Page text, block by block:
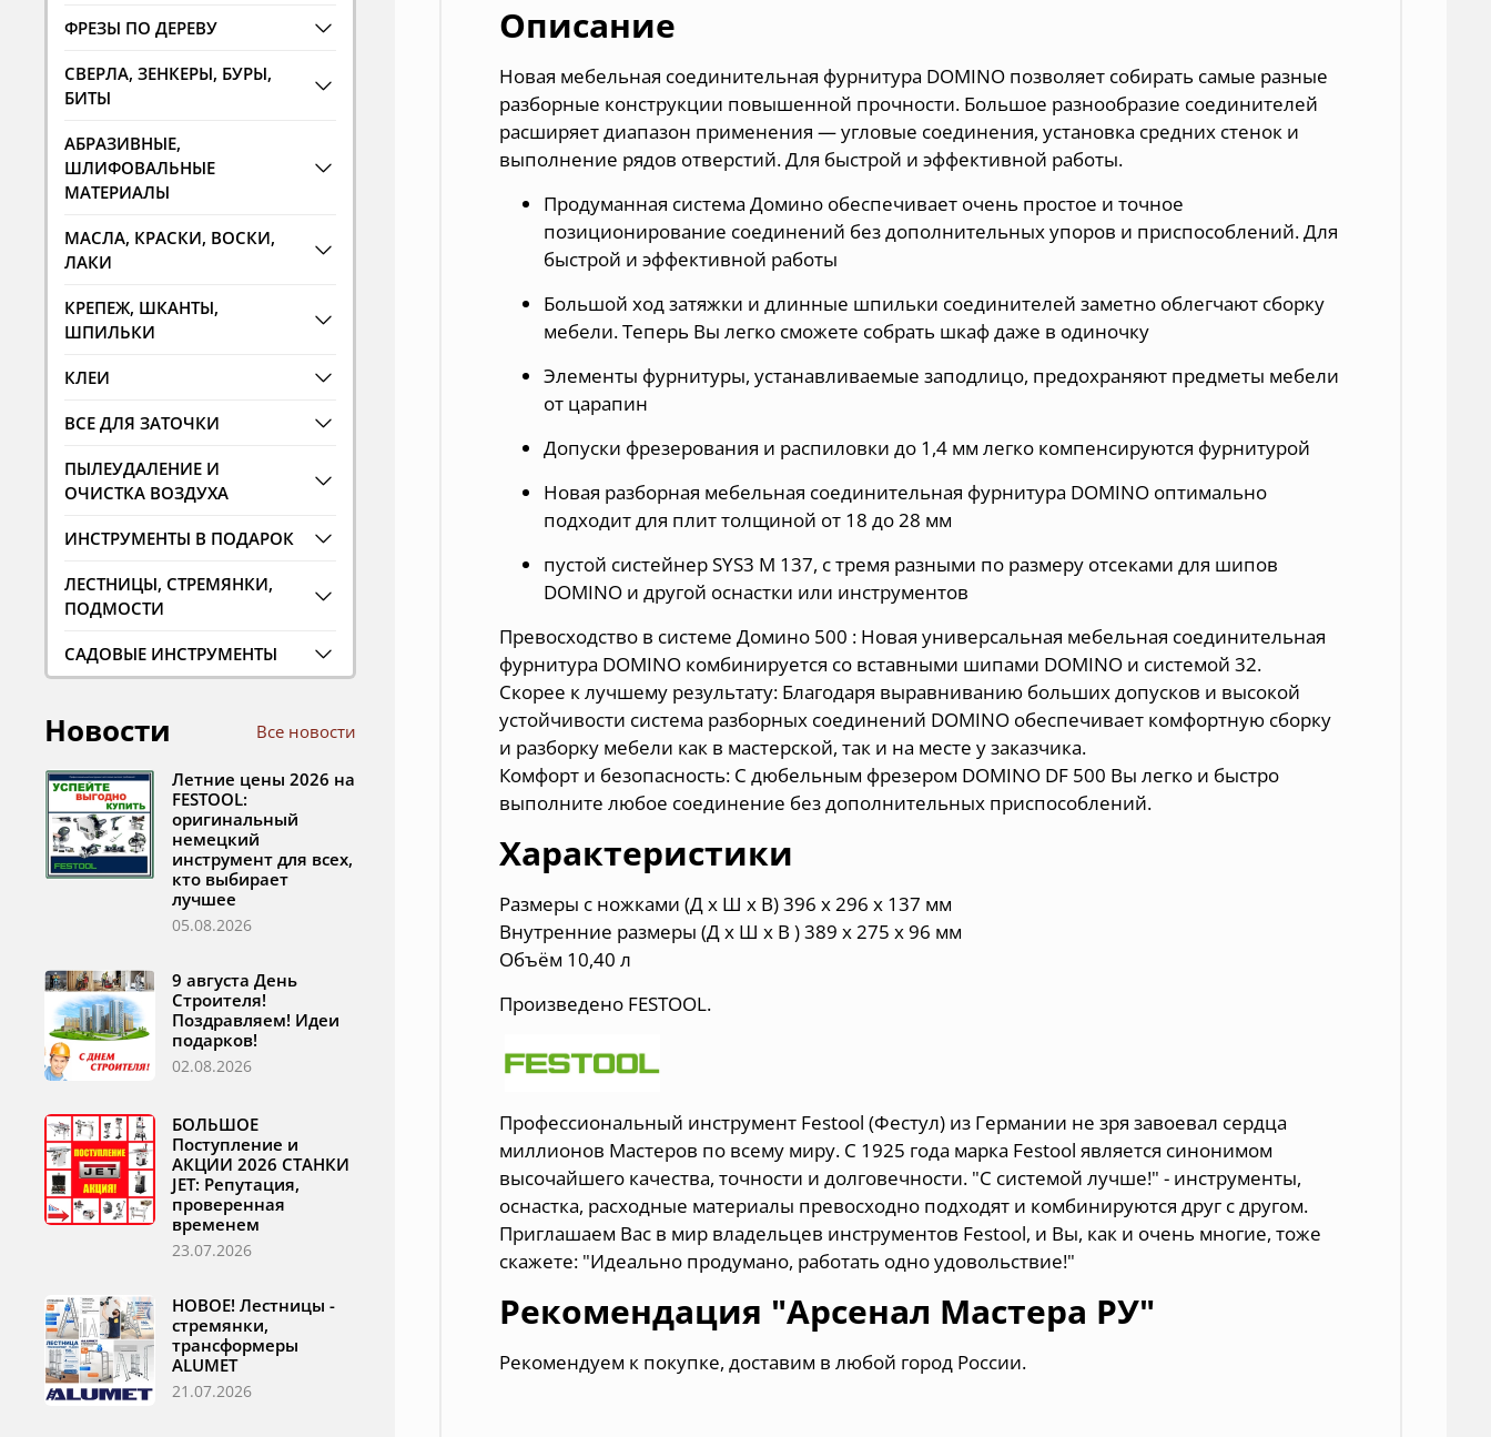
Описание
Новая мебельная соединительная фурнитура DOMINO позволяет собирать самые разные
разборные конструкции повышенной прочности. Большое разнообразие соединителей
расширяет диапазон применения — угловые соединения, установка средних стенок и
выполнение рядов отверстий. Для быстрой и эффективной работы.
Продуманная система Домино обеспечивает очень простое и точное
позиционирование соединений без дополнительных упоров и приспособлений. Для
быстрой и эффективной работы
Большой ход затяжки и длинные шпильки соединителей заметно облегчают сборку
мебели. Теперь Вы легко сможете собрать шкаф даже в одиночку
Элементы фурнитуры, устанавливаемые заподлицо, предохраняют предметы мебели
от царапин
Допуски фрезерования и распиловки до 1,4 мм легко компенсируются фурнитурой
Новая разборная мебельная соединительная фурнитура DOMINO оптимально
подходит для плит толщиной от 18 до 28 мм
пустой систейнер SYS3 M 137, с тремя разными по размеру отсеками для шипов
DOMINO и другой оснастки или инструментов
Превосходство в системе Домино 500 : Новая универсальная мебельная соединительная
фурнитура DOMINO комбинируется со вставными шипами DOMINO и системой 32.
Скорее к лучшему результату: Благодаря выравниванию больших допусков и высокой
устойчивости система разборных соединений DOMINO обеспечивает комфортную сборку
и разборку мебели как в мастерской, так и на месте у заказчика.
Комфорт и безопасность: С дюбельным фрезером DOMINO DF 500 Вы легко и быстро
выполните любое соединение без дополнительных приспособлений.
Характеристики
Размеры с ножками (Д x Ш x В) 396 x 296 x 137 мм
Внутренние размеры (Д x Ш x В ) 389 x 275 x 96 мм
Объём 10,40 л
Произведено FESTOOL.
Профессиональный инструмент Festool (Фестул) из Германии не зря завоевал сердца
миллионов Мастеров по всему миру. С 1925 года марка Festool является синонимом
высочайшего качества, точности и долговечности. "С системой лучше!" - инструменты,
оснастка, расходные материалы превосходно подходят и комбинируются друг с другом.
Приглашаем Вас в мир владельцев инструментов Festool, и Вы, как и очень многие, тоже
скажете: "Идеально продумано, работать одно удовольствие!"
Рекомендация "Арсенал Мастера РУ"
Рекомендуем к покупке, доставим в любой город России.
ФРЕЗЫ ПО ДЕРЕВУ
СВЕРЛА, ЗЕНКЕРЫ, БУРЫ,
БИТЫ
АБРАЗИВНЫЕ,
ШЛИФОВАЛЬНЫЕ
МАТЕРИАЛЫ
МАСЛА, КРАСКИ, ВОСКИ,
ЛАКИ
КРЕПЕЖ, ШКАНТЫ,
ШПИЛЬКИ
КЛЕИ
ВСЕ ДЛЯ ЗАТОЧКИ
ПЫЛЕУДАЛЕНИЕ И
ОЧИСТКА ВОЗДУХА
ИНСТРУМЕНТЫ В ПОДАРОК
ЛЕСТНИЦЫ, СТРЕМЯНКИ,
ПОДМОСТИ
САДОВЫЕ ИНСТРУМЕНТЫ
Новости Все новости
Летние цены 2026 на
FESTOOL:
оригинальный
немецкий
инструмент для всех,
кто выбирает
лучшее
05.08.2026
9 августа День
Строителя!
Поздравляем! Идеи
подарков!
02.08.2026
БОЛЬШОЕ
Поступление и
АКЦИИ 2026 СТАНКИ
JET: Репутация,
проверенная
временем
23.07.2026
НОВОЕ! Лестницы -
стремянки,
трансформеры
ALUMET
21.07.2026